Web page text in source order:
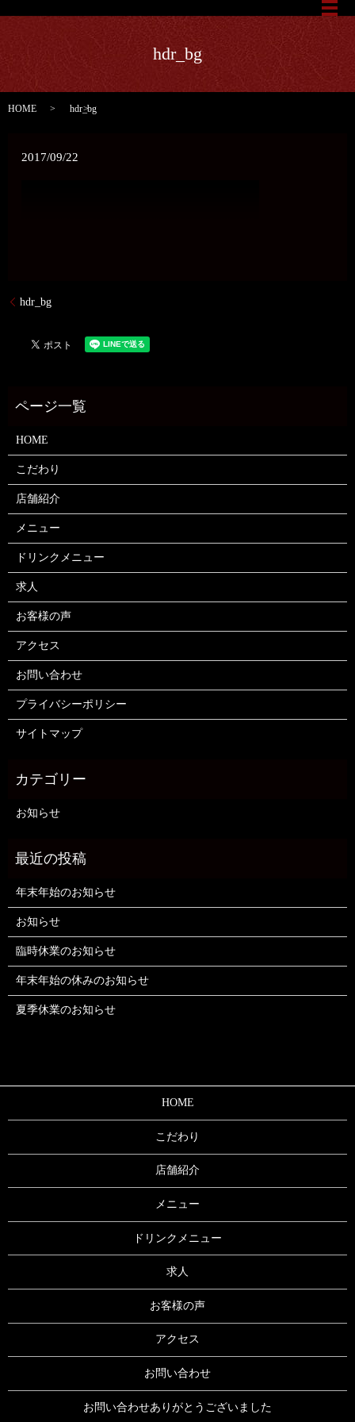
メ
hdr_bg
HOME hdr_bg
2017/09/22
hdr_bg
HOME
こだわり
店舗紹介
メニュー
ドリンクメニュー
求人
お客様の声
アクセス
お問い合わせ
プライバシーポリシー
サイトマップ
お知らせ
年末年始のお知らせ
お知らせ
臨時休業のお知らせ
年末年始の休みのお知らせ
夏季休業のお知らせ
HOME
こだわり
店舗紹介
メニュー
ドリンクメニュー
求人
お客様の声
アクセス
お問い合わせ
お問い合わせありがとうございました